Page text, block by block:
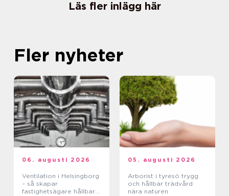
Läs fler inlägg här
Fler nyheter
06. augusti 2026
Ventilation i Helsingborg
– så skapar
fastighetsägare hållbara
05. augusti 2026
Arborist i tyresö trygg
och hållbar trädvård
nära naturen